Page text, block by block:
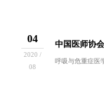
04
2020 /
08
中国医师协